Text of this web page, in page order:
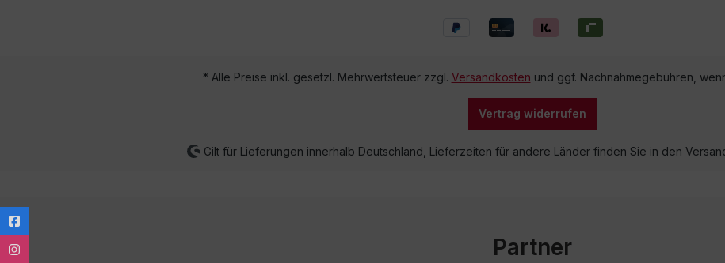
* Alle Preise inkl. gesetzl. Mehrwertsteuer zzgl. Versandkosten und ggf. Nachnahmegebühren,
Vertrag widerrufen
Gilt für Lieferungen innerhalb Deutschland, Lieferzeiten für andere Länder finden Sie in den
Partner